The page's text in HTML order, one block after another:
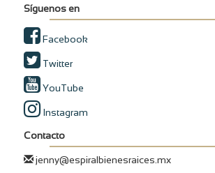
Síguenos en
Facebook
Twitter
YouTube
Instagram
Contacto
jenny@espiralbienesraices.mx